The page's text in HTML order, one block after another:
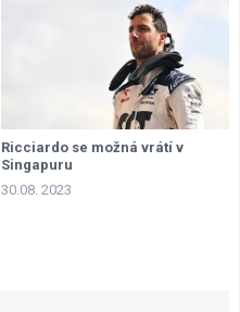
Ricciardo se možná vrátí v
Singapuru
30.08. 2023